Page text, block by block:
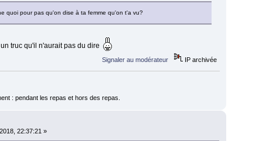
quoi pour pas qu'on dise à ta femme qu'on t'a vu?
truc qu'il n'aurait pas du dire
Signaler au modérateur IP archivée
: pendant les repas et hors des repas.
22:37:21 »